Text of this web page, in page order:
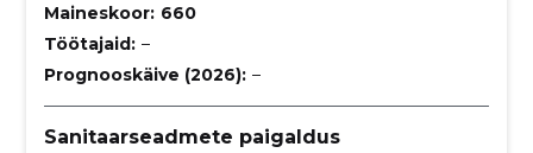
Maineskoor: 660
Töötajaid: –
Prognooskäive (2026): –
Sanitaarseadmete paigaldus